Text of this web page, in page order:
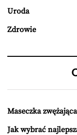
Uroda
Zdrowie
Maseczka
Jak wybrać